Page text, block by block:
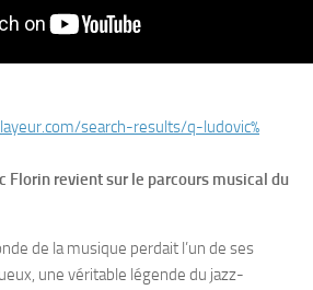
com/search-results/q-ludovic%
Florin revient sur le parcours musical du
de la musique perdait l’un de ses
une véritable légende du jazz-